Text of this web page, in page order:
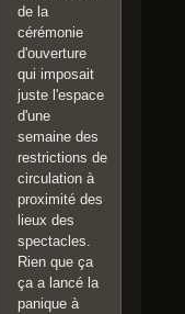
de la
cérémonie
d'ouverture
qui imposait
juste l'espace
d'une
semaine des
restrictions de
circulation à
proximité des
lieux des
spectacles.
Rien que ça
ça a lancé la
panique à